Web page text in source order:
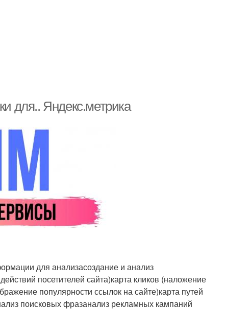
для.. Яндекс.метрика
для анализасоздание и анализ
посетителей сайта)карта кликов (наложение
популярности ссылок на сайте)карта путей
поисковых фразанализ рекламных кампаний